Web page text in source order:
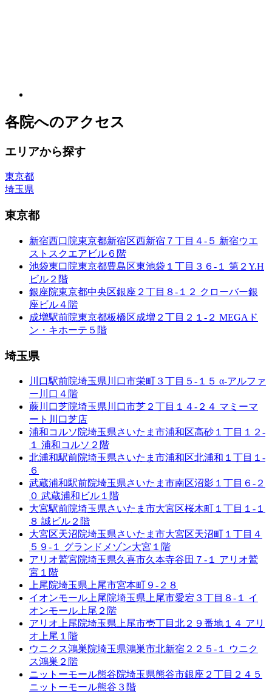
各院へのアクセス
エリアから探す
東京都
埼玉県
東京都
新宿西口院東京都新宿区西新宿７丁目４-５ 新宿ウエ
ストスクエアビル６階
池袋東口院東京都豊島区東池袋１丁目３６-１ 第２Y.H
ビル２階
銀座院東京都中央区銀座２丁目８-１２ クローバー銀
座ビル４階
成増駅前院東京都板橋区成増２丁目２１-２ MEGAド
ン・キホーテ５階
埼玉県
川口駅前院埼玉県川口市栄町３丁目５-１５ α-アルファ
ー川口４階
蕨川口芝院埼玉県川口市芝２丁目１４-２４ マミーマ
ート川口芝店
浦和コルソ院埼玉県さいたま市浦和区高砂１丁目１２-
１ 浦和コルソ２階
北浦和駅前院埼玉県さいたま市浦和区北浦和１丁目１-
６
武蔵浦和駅前院埼玉県さいたま市南区沼影１丁目６-２
０ 武蔵浦和ビル１階
大宮駅前院埼玉県さいたま市大宮区桜木町１丁目１-１
８ 誠ビル２階
大宮区天沼院埼玉県さいたま市大宮区天沼町１丁目４
５９-１ グランドメゾン大宮１階
アリオ鷲宮院埼玉県久喜市久本寺谷田７-１ アリオ鷲
宮１階
上尾院埼玉県上尾市宮本町９-２８
イオンモール上尾院埼玉県上尾市愛宕３丁目８-１ イ
オンモール上尾２階
アリオ上尾院埼玉県上尾市壱丁目北２９番地１４ アリ
オ上尾１階
ウニクス鴻巣院埼玉県鴻巣市北新宿２２５-１ ウニク
ス鴻巣２階
ニットーモール熊谷院埼玉県熊谷市銀座２丁目２４５
ニットーモール熊谷３階